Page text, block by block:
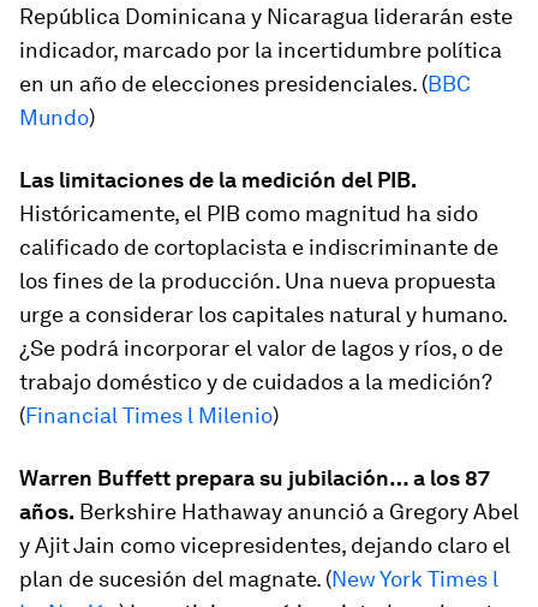
República Dominicana y Nicaragua liderarán este
indicador, marcado por la incertidumbre política
en un año de elecciones presidenciales. (BBC
Mundo)
Las limitaciones de la medición del PIB.
Históricamente, el PIB como magnitud ha sido
calificado de cortoplacista e indiscriminante de
los fines de la producción. Una nueva propuesta
urge a considerar los capitales natural y humano.
¿Se podrá incorporar el valor de lagos y ríos, o de
trabajo doméstico y de cuidados a la medición?
(Financial Times l Milenio)
Warren Buffett prepara su jubilación… a los 87
años. Berkshire Hathaway anunció a Gregory Abel
y Ajit Jain como vicepresidentes, dejando claro el
plan de sucesión del magnate. (New York Times l